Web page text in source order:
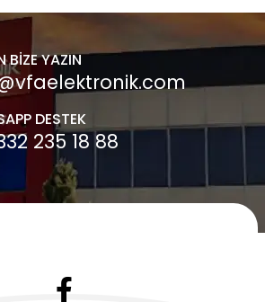
BİZE YAZIN
DESTEK
235 18 88